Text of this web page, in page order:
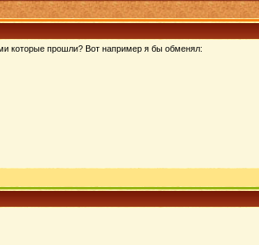
которые прошли? Вот например я бы обменял: